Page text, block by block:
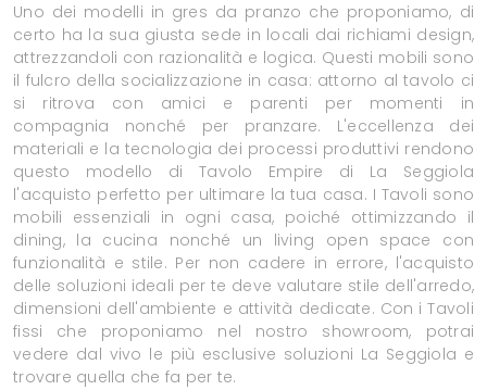
Uno dei modelli in gres da pranzo che proponiamo, di
certo ha la sua giusta sede in locali dai richiami design,
attrezzandoli con razionalità e logica. Questi mobili sono
il fulcro della socializzazione in casa: attorno al tavolo ci
si ritrova con amici e parenti per momenti in
compagnia nonché per pranzare. L'eccellenza dei
materiali e la tecnologia dei processi produttivi rendono
questo modello di Tavolo Empire di La Seggiola
l'acquisto perfetto per ultimare la tua casa. I Tavoli sono
mobili essenziali in ogni casa, poiché ottimizzando il
dining, la cucina nonché un living open space con
funzionalità e stile. Per non cadere in errore, l'acquisto
delle soluzioni ideali per te deve valutare stile dell'arredo,
dimensioni dell'ambiente e attività dedicate. Con i Tavoli
fissi che proponiamo nel nostro showroom, potrai
vedere dal vivo le più esclusive soluzioni La Seggiola e
trovare quella che fa per te.